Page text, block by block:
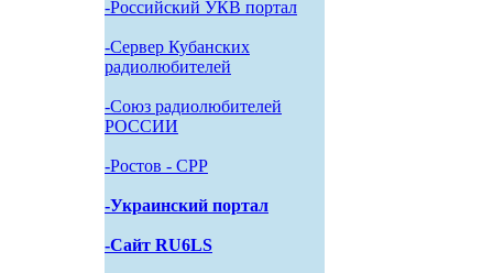
-Российский УКВ портал
-Сервер Кубанских
радиолюбителей
-Союз радиолюбителей
РОССИИ
-Pостов - CPP
-Украинский портал
-Сайт RU6LS